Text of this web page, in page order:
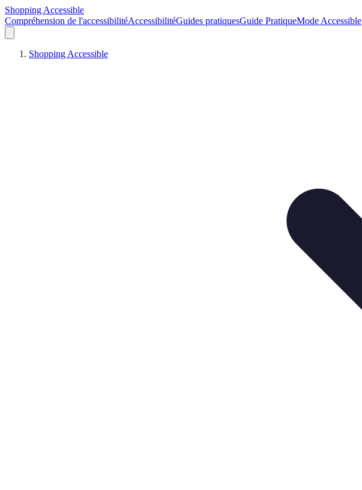
Shopping Accessible
Compréhension de l'accessibilitéAccessibilitéGuides pratiquesGuide PratiqueMode Accessible
Shopping Accessible